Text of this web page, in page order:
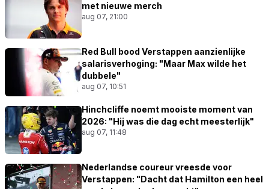
met nieuwe merch
aug 07, 21:00
Red Bull bood Verstappen aanzienlijke
salarisverhoging: "Maar Max wilde het
dubbele"
aug 07, 10:51
Hinchcliffe noemt mooiste moment van
2026: "Hij was die dag echt meesterlijk"
aug 07, 11:48
Nederlandse coureur vreesde voor
Verstappen: "Dacht dat Hamilton een heel